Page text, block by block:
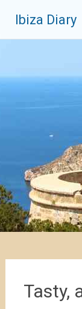
Inhalt
springen
Ibiza Diary
Tasty,